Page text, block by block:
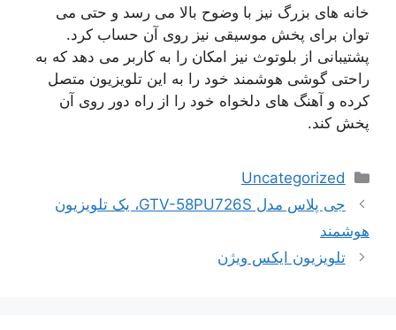
خانه های بزرگ نیز با وضوح بالا می رسد و حتی می
توان برای پخش موسیقی نیز روی آن حساب کرد.
پشتیبانی از بلوتوث نیز امکان را به کاربر می دهد که به
راحتی گوشی هوشمند خود را به این تلویزیون متصل
کرده و آهنگ های دلخواه خود را از راه دور روی آن
پخش کند.
دسته‌ها
Uncategorized
ناوبری
نوشته‌ها
جی پلاس مدل GTV-58PU726S، یک تلویزیون
هوشمند
تلویزیون ایکس ویژن